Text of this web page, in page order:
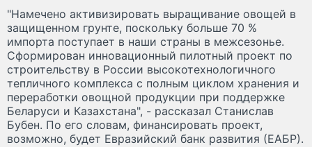
"Намечено активизировать выращивание овощей в
защищенном грунте, поскольку больше 70 %
импорта поступает в наши страны в межсезонье.
Сформирован инновационный пилотный проект по
строительству в России высокотехнологичного
тепличного комплекса с полным циклом хранения и
переработки овощной продукции при поддержке
Беларуси и Казахстана", - рассказал Станислав
Бубен. По его словам, финансировать проект,
возможно, будет Евразийский банк развития (ЕАБР).